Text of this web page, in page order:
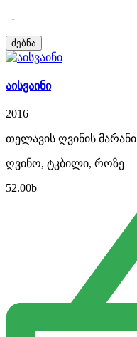
-
აისვაინი
2016
თელავის ღვინის მარანი
ღვინო, ტკბილი, როზე
52.00b